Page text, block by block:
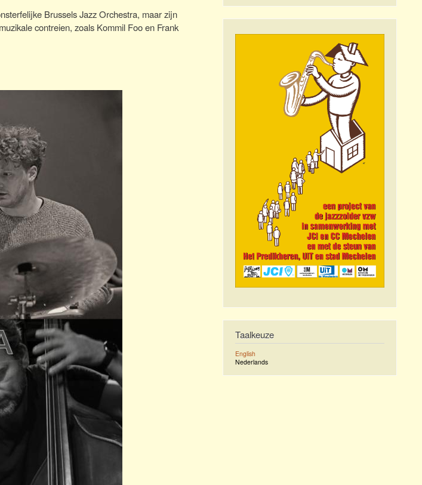
Brussels Jazz Orchestra, maar zijn
contreien, zoals Kommil Foo en Frank
Taalkeuze
English
Nederlands